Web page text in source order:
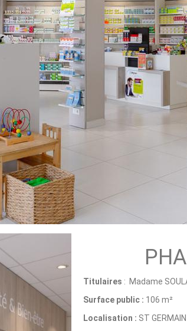
Titulaires : Madame
Surface public : 106 m²
Localisation : ST